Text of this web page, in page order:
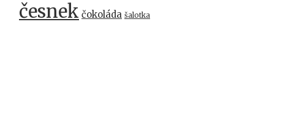
česnek čokoláda šalotka